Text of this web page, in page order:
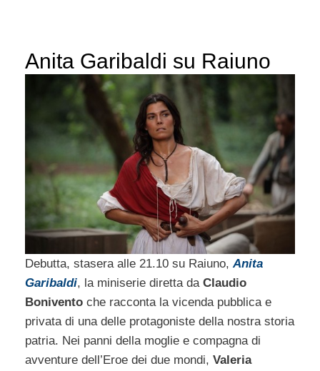
Anita Garibaldi su Raiuno
Debutta, stasera alle 21.10 su Raiuno, Anita
Garibaldi, la miniserie diretta da Claudio
Bonivento che racconta la vicenda pubblica e
privata di una delle protagoniste della nostra storia
patria. Nei panni della moglie e compagna di
avventure dell’Eroe dei due mondi, Valeria